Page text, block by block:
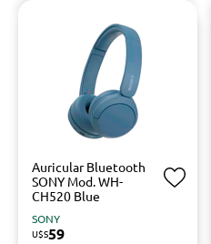
Auricular Bluetooth
SONY Mod. WH-
CH520 Blue
SONY
U$S59